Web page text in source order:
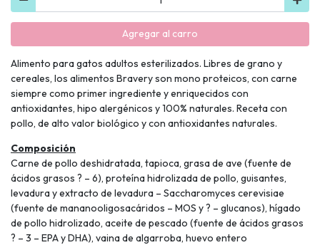
Agregar al carro
Alimento para gatos adultos esterilizados. Libres de grano y
cereales, los alimentos Bravery son mono proteicos, con carne
siempre como primer ingrediente y enriquecidos con
antioxidantes, hipo alergénicos y 100% naturales. Receta con
pollo, de alto valor biológico y con antioxidantes naturales.
Composición
Carne de pollo deshidratada, tapioca, grasa de ave (fuente de
ácidos grasos ? – 6), proteína hidrolizada de pollo, guisantes,
levadura y extracto de levadura – Saccharomyces cerevisiae
(fuente de mananooligosacáridos – MOS y ? – glucanos), hígado
de pollo hidrolizado, aceite de pescado (fuente de ácidos grasos
? – 3 – EPA y DHA), vaina de algarroba, huevo entero